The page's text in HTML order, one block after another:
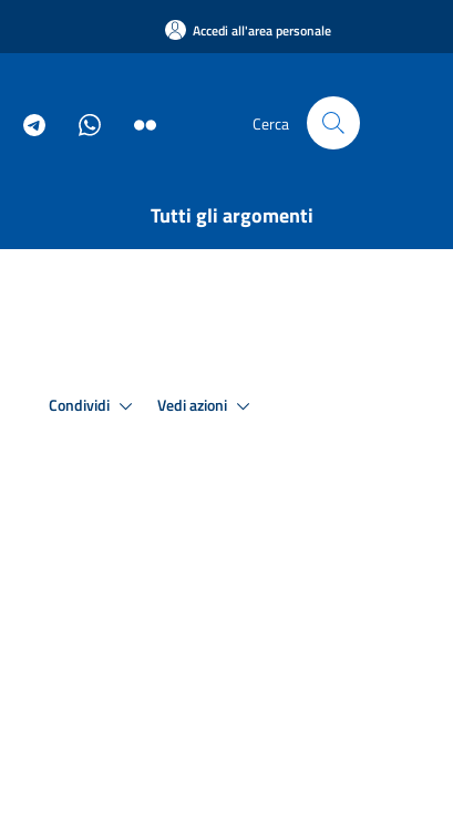
Accedi all'area personale
Cerca
Tutti gli argomenti
Condividi Vedi azioni